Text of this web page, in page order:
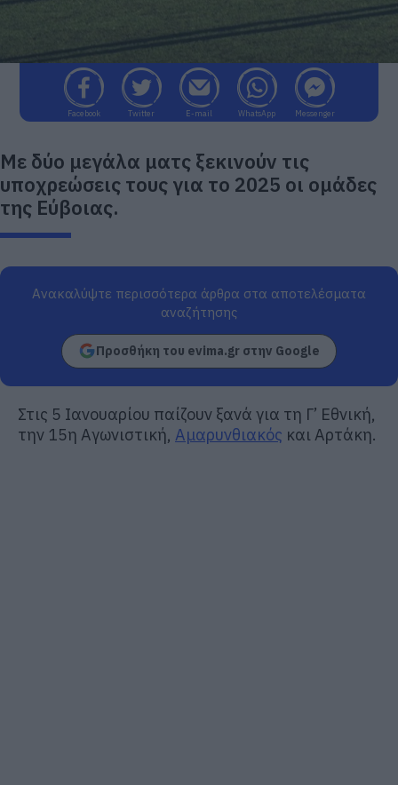
Facebook Twitter E-mail WhatsApp Messenger
Με δύο μεγάλα ματς ξεκινούν τις
υποχρεώσεις τους για το 2025 οι ομάδες
της Εύβοιας.
Ανακαλύψτε περισσότερα άρθρα στα αποτελέσματα
αναζήτησης
Προσθήκη του evima.gr στην Google
Στις 5 Ιανουαρίου παίζουν ξανά για τη Γ’ Εθνική,
την 15η Αγωνιστική, Αμαρυνθιακός και Αρτάκη.